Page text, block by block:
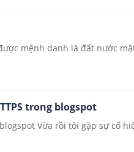
mệnh danh là đất nước
trong blogspot
Vừa rồi tôi gặp sự cố